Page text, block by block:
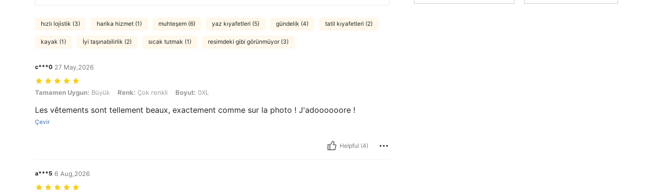
hızlı lojistik (3) harika hizmet (1) muhteşem (6) yaz kıyafetleri (5) gündelik (4) tatil kıyafetleri (2)
kayak (1) İyi taşınabilirlik (2) sıcak tutmak (1) resimdeki gibi görünmüyor (3)
c***0 27 May,2026
Tamamen Uygun: Büyük, Renk: Çok renkli, Boyut: 0XL
Tamamen Uygun: Büyük Renk: Çok renkli Boyut: 0XL
Les vêtements sont tellement beaux, exactement comme sur la photo ! J'adoooooore !
Çevir
Helpful (4)
a***5 6 Aug,2026
4,80 9.2K 630K